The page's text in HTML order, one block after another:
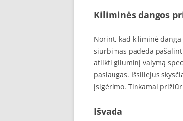
Kiliminės dangos
Norint, kad kiliminė
siurbimas padeda
atlikti giluminį valymą
paslaugas. Išsiliejus
įsigėrimo. Tinkamai
Išvada